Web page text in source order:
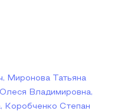
Миронова Татьяна
Владимировна,
Коробченко Степан